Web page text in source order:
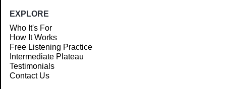
EXPLORE
Who It's For
How It Works
Free Listening Practice
Intermediate Plateau
Testimonials
Contact Us